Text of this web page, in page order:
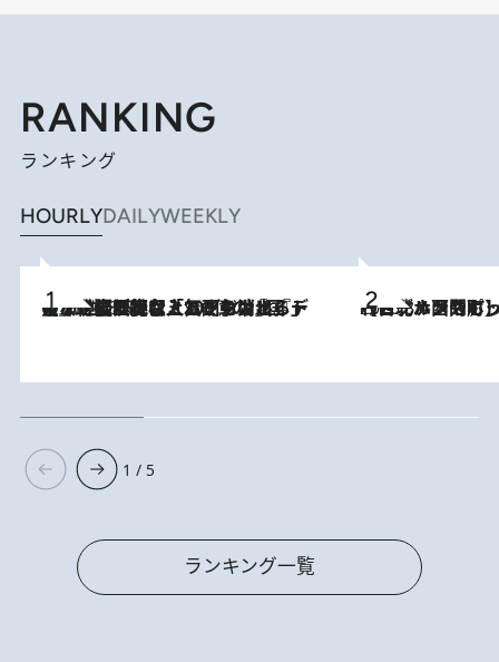
RANKING
ランキング
HOURLYDAILYWEEKLY
2026.8.5
【なぜ吉沢亮は「気配を消せる」のか？】興行収入208億の『国宝』を経て挑むミュージカル『ディア・エヴァン・ハンセン』。トップ俳優が舞台上でさらけ出した“孤独”とは 2026.8.4
【台北・西門町】台湾旅行で行くべきグルメスポット7選《濃厚ルーローハンやもっちり粽、サクふわドーナツも》
1 / 5
ランキング一覧